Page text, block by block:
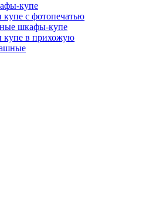
купе
с фотопечатью
шкафы-купе
в прихожую